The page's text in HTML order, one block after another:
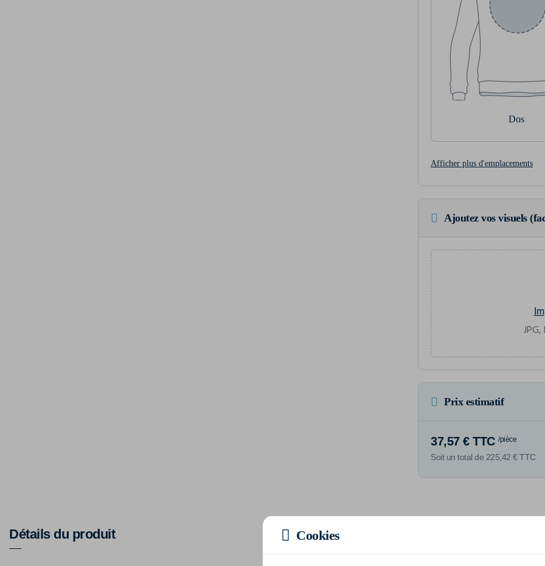
Dos
Afficher plus d'emplacements
Ajoutez vos visuels
Prix estimatif
37,57 € TTC /pièce
Soit un total de 225,42 € TTC
Détails du produit Caractéristiques
Cookies